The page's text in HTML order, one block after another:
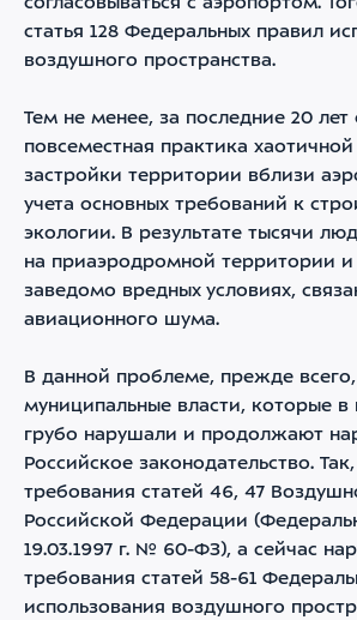
согласовываться с аэропортом.
статья 128 Федеральных правил
воздушного пространства.
Тем не менее, за последние 20 лет
повсеместная практика
застройки территории вблизи
учета основных требований к
экологии. В результате тысячи
на приаэродромной территории
заведомо вредных условиях,
авиационного шума.
В данной проблеме, прежде
муниципальные власти, которые в
грубо нарушали и продолжают
Российское законодательство.
требования статей 46, 47
Российской Федерации
19.03.1997 г. № 60-ФЗ), а сейчас
требования статей 58-61
использования воздушного